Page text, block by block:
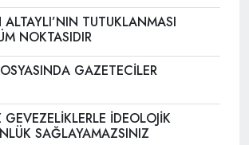
ALTAYLI’NIN TUTUKLANMASI
NOKTASIDIR
GAZETECİLER
GEVEZELİKLERLE İDEOLOJİK
SAĞLAYAMAZSINIZ